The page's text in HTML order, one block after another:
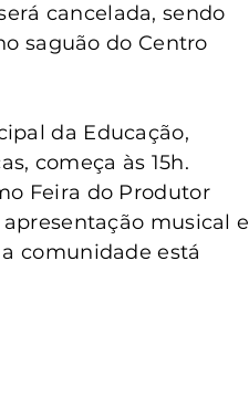
cancelada, sendo
saguão do Centro
da Educação,
começa às 15h.
Feira do Produtor
musical e
comunidade está